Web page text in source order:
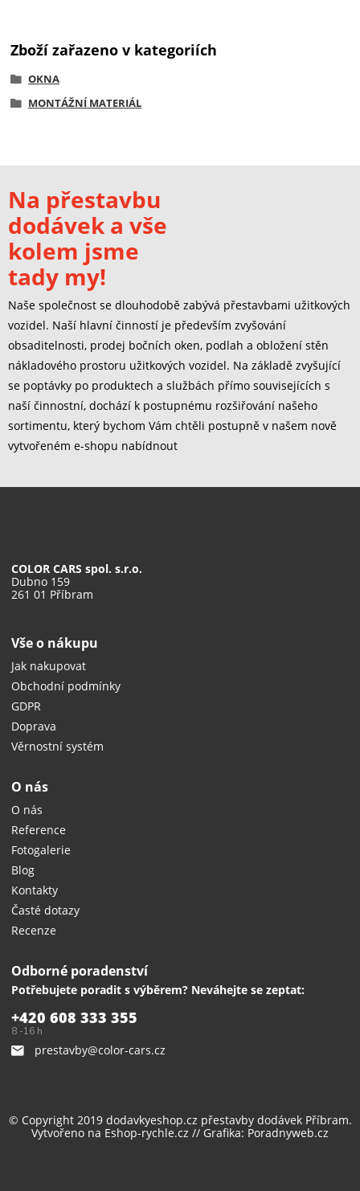
Zboží zařazeno v kategoriích
OKNA
MONTÁŽNÍ MATERIÁL
Na přestavbu
dodávek a vše
kolem jsme
tady my!
Naše společnost se dlouhodobě zabývá přestavbami užitkových
vozidel. Naší hlavní činností je především zvyšování
obsaditelnosti, prodej bočních oken, podlah a obložení stěn
nákladového prostoru užitkových vozidel. Na základě zvyšující
se poptávky po produktech a službách přímo souvisejících s
naší činnostní, dochází k postupnému rozšiřování našeho
sortimentu, který bychom Vám chtěli postupně v našem nově
vytvořeném e-shopu nabídnout
COLOR CARS spol. s.r.o.
Dubno 159
261 01 Příbram
Vše o nákupu
Jak nakupovat
Obchodní podmínky
GDPR
Doprava
Věrnostní systém
O nás
O nás
Reference
Fotogalerie
Blog
Kontakty
Časté dotazy
Recenze
Odborné poradenství
Potřebujete poradit s výběrem? Neváhejte se zeptat:
+420 608 333 355
8 -16 h
prestavby@color-cars.cz
© Copyright 2019 dodavkyeshop.cz přestavby dodávekPříbram.
Vytvořeno na Eshop-rychle.cz // Grafika: Poradnyweb.cz